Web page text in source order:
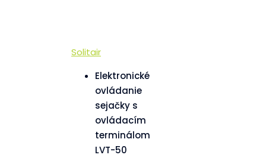
Solitair
Elektronické
ovládanie
sejačky s
ovládacím
terminálom
LVT-50